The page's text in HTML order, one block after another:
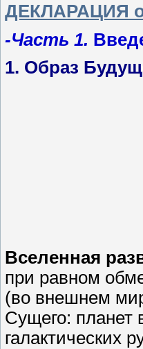
ДЕКЛАРАЦИЯ
-Часть 1.
1. Образ
Вселенная
при равном
(во внешнем
Сущего: планет
галактических